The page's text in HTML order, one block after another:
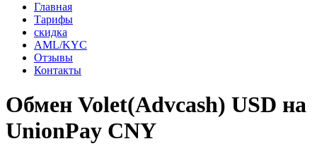
Главная
Тарифы
скидка
AML/KYC
Отзывы
Контакты
Обмен Volet(Advcash) USD на
UnionPay CNY